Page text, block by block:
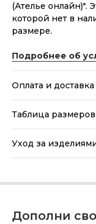
(Ателье онлайн)".
которой нет в
размере.
Подробнее об
Оплата и доставка
Таблица размеров
Уход за
Дополни